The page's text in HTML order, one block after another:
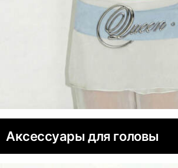
Аксессуары для головы